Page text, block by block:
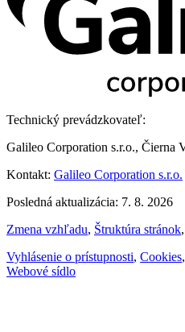
Technický prevádzkovateľ:
Galileo Corporation s.r.o., Čierna
Kontakt: Galileo Corporation s.r.o.
Posledná aktualizácia: 7. 8. 2026
Zmena vzhľadu, Štruktúra stránok,
Vyhlásenie o prístupnosti, Cookies,
Webové sídlo